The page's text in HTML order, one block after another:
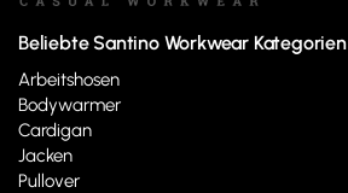
Beliebte Santino Workwear Kategorien
Arbeitshosen
Bodywarmer
Cardigan
Jacken
Pullover